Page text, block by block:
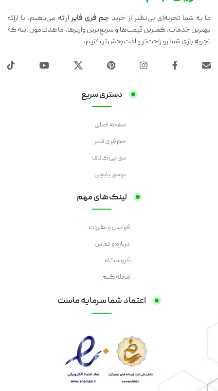
ما به شما تجربه‌ای بی‌نظیر از خرید جم فری فایرارائه می‌دهیم. با ارائه
بهترین خدمات، کمترین قیمت‌ها و سریع‌ترین واریزها، ما هدف‌مون اینه که
تجربه بازی شما رو راحت‌تر و لذت‌بخش‌تر کنیم.
دستری سریع
صفحه اصلی
جم فری فایر
سی پی کالاف
یوسی پابجی
لینک های مهم
قوانین و مقررات
درباره و تماس
فروشگاه
مجله گیم
اعتماد شما سرمایه ماست